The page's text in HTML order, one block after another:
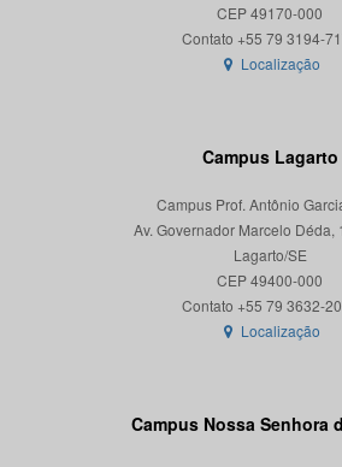
CEP 49170-000
Localização
Campus Lagarto
Campus Prof. Antônio
Av. Governador Marcelo Déda,
Lagarto/SE
CEP 49400-000
Localização
Campus Nossa Senhora